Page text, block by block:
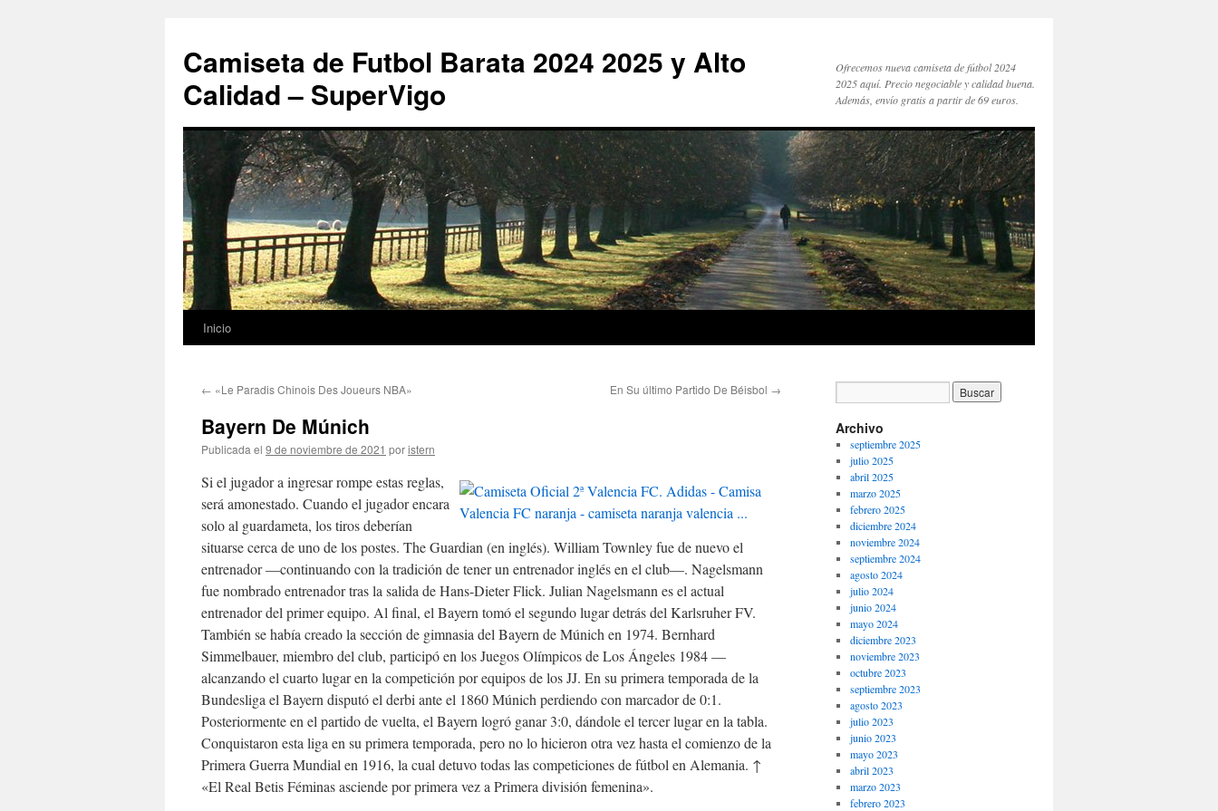
Camiseta de Futbol Barata 2024 2025 y Alto
Calidad – SuperVigo
Ofrecemos nueva camiseta de fútbol 2024
2025 aquí. Precio negociable y calidad buena.
Además, envío gratis a partir de 69 euros.
Saltar
contenido
Inicio
← «Le Paradis Chinois Des Joueurs NBA» En Su último Partido De Béisbol →
Bayern De Múnich
Publicada el 9 de noviembre de 2021 poristern
Si el jugador a ingresar rompe estas reglas,
será amonestado. Cuando el jugador encara
solo al guardameta, los tiros deberían
situarse cerca de uno de los postes. The Guardian (en inglés). William Townley fue de nuevo el
entrenador —continuando con la tradición de tener un entrenador inglés en el club—. Nagelsmann
fue nombrado entrenador tras la salida de Hans-Dieter Flick. Julian Nagelsmann es el actual
entrenador del primer equipo. Al final, el Bayern tomó el segundo lugar detrás del Karlsruher FV.
También se había creado la sección de gimnasia del Bayern de Múnich en 1974. Bernhard
Simmelbauer, miembro del club, participó en los Juegos Olímpicos de Los Ángeles 1984 —
alcanzando el cuarto lugar en la competición por equipos de los JJ. En su primera temporada de la
Bundesliga el Bayern disputó el derbi ante el 1860 Múnich perdiendo con marcador de 0:1.
Posteriormente en el partido de vuelta, el Bayern logró ganar 3:0, dándole el tercer lugar en la tabla.
Conquistaron esta liga en su primera temporada, pero no lo hicieron otra vez hasta el comienzo de la
Primera Guerra Mundial en 1916, la cual detuvo todas las competiciones de fútbol en Alemania. ↑
«El Real Betis Féminas asciende por primera vez a Primera división femenina».
Archivo
septiembre 2025
julio 2025
abril 2025
marzo 2025
febrero 2025
diciembre 2024
noviembre 2024
septiembre 2024
agosto 2024
julio 2024
junio 2024
mayo 2024
diciembre 2023
noviembre 2023
octubre 2023
septiembre 2023
agosto 2023
julio 2023
junio 2023
mayo 2023
abril 2023
marzo 2023
febrero 2023